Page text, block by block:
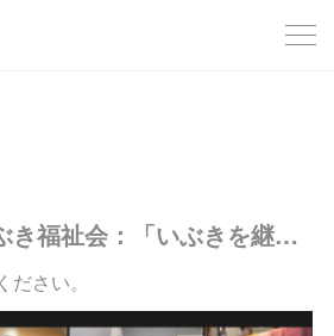
【レポート】いぶき福祉会：「いぶきを継続支援くださるみなさまとのつどい」の進行役を代表・木村が務めました
さい。